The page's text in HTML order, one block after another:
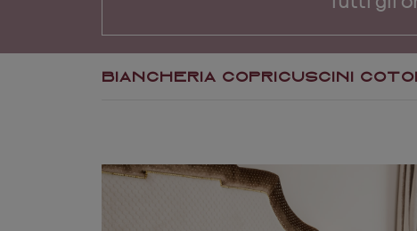
BIANCHERIA COPRICUSCINI